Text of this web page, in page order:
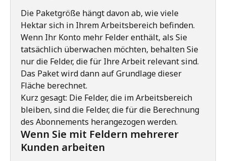
Die Paketgröße hängt davon ab, wie viele
Hektar sich in Ihrem Arbeitsbereich befinden.
Wenn Ihr Konto mehr Felder enthält, als Sie
tatsächlich überwachen möchten, behalten Sie
nur die Felder, die für Ihre Arbeit relevant sind.
Das Paket wird dann auf Grundlage dieser
Fläche berechnet.
Kurz gesagt: Die Felder, die im Arbeitsbereich
bleiben, sind die Felder, die für die Berechnung
des Abonnements herangezogen werden.
Wenn Sie mit Feldern mehrerer
Kunden arbeiten